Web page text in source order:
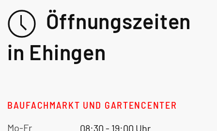
Öffnungszeiten
in Ehingen
BAUFACHMARKT UND GARTENCENTER
Mo-Fr
08:30 - 19:00 Uhr